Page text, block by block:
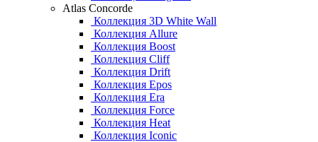
Atlas Concorde
Коллекция 3D White Wall
Коллекция Allure
Коллекция Boost
Коллекция Cliff
Коллекция Drift
Коллекция Epos
Коллекция Era
Коллекция Force
Коллекция Heat
Коллекция Iconic